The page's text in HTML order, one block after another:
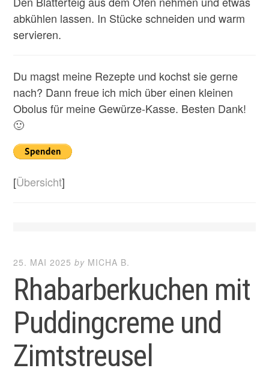
abkühlen lassen. In Stücke schneiden und warm
servieren.
Du magst meine Rezepte und kochst sie gerne
nach? Dann freue ich mich über einen kleinen
Obolus für meine Gewürze-Kasse. Besten Dank!
🙂
[Übersicht]
25. MAI 2025 by MICHA B.
Rhabarberkuchen mit
Puddingcreme und
Zimtstreusel